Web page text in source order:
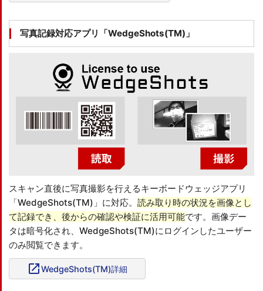
写真記録対応アプリ「WedgeShots(TM)」
スキャン直後に写真撮影を行えるキーボードウェッジアプリ
「WedgeShots(TM)」に対応。 読み取り時の状況を画像とし
て記録でき、後からの確認や検証に活用可能です。画像デー
タは暗号化され、WedgeShots(TM)にログインしたユーザー
のみ閲覧できます。
open_in_newWedgeShots(TM)詳細